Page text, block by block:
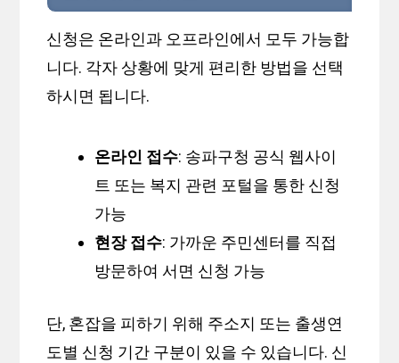
신청은 온라인과 오프라인에서 모두 가능합
니다. 각자 상황에 맞게 편리한 방법을 선택
하시면 됩니다.
온라인 접수: 송파구청 공식 웹사이
트 또는 복지 관련 포털을 통한 신청
가능
현장 접수: 가까운 주민센터를 직접
방문하여 서면 신청 가능
단, 혼잡을 피하기 위해 주소지 또는 출생연
도별 신청 기간 구분이 있을 수 있습니다. 신